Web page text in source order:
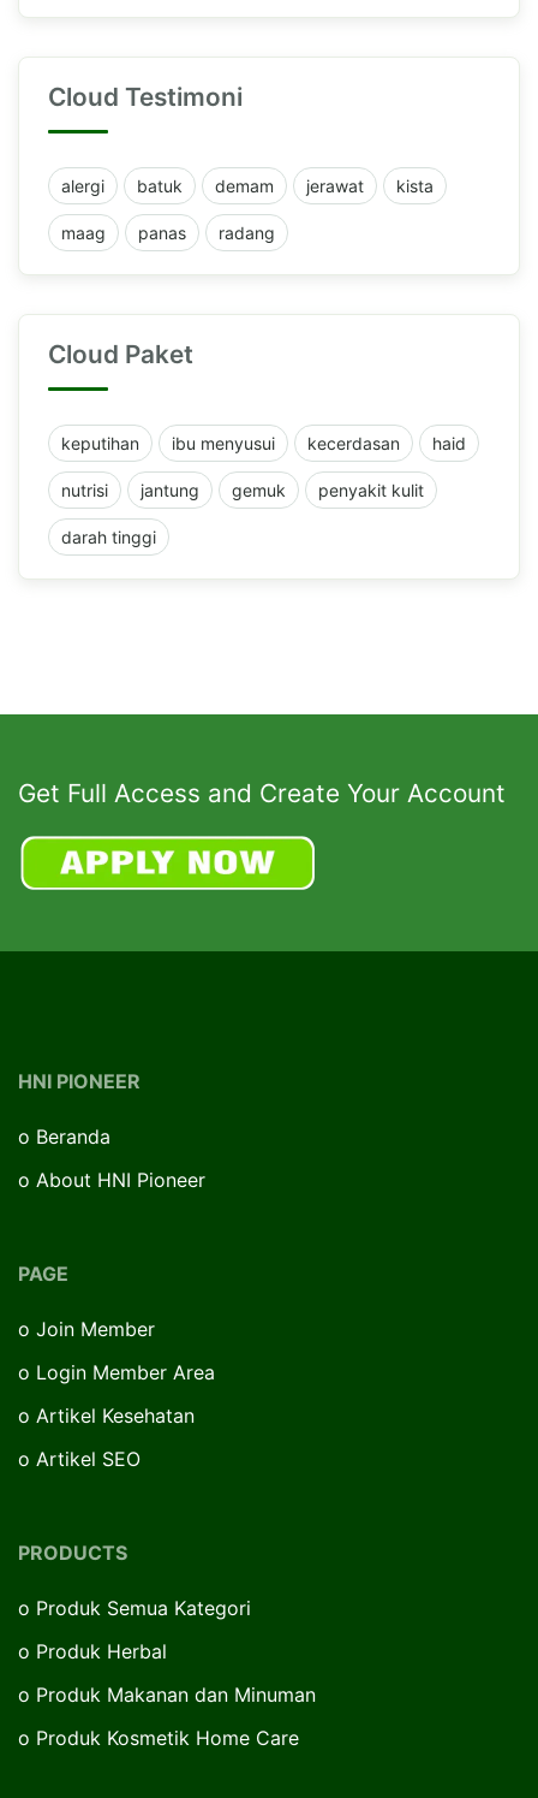
Cloud Testimoni
alergi batuk demam jerawat kista
maag panas radang
Cloud Paket
keputihan ibu menyusui kecerdasan haid
nutrisi jantung gemuk penyakit kulit
darah tinggi
Get Full Access and Create Your Account
HNI PIONEER
o Beranda
o About HNI Pioneer
PAGE
o Join Member
o Login Member Area
o Artikel Kesehatan
o Artikel SEO
PRODUCTS
o Produk Semua Kategori
o Produk Herbal
o Produk Makanan dan Minuman
o Produk Kosmetik Home Care